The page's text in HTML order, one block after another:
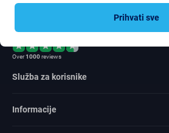
Rated Excellent
Over1000reviews
Služba za korisnike
Informacije
Prihvati sve